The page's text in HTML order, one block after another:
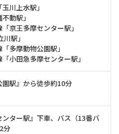
川上水駅」
動駅」
京王多摩センター駅」
駅」
多摩動物公園駅」
小田急多摩センター駅」
園駅』から徒歩約10分
ンター駅』下車、バス（13番バ
分